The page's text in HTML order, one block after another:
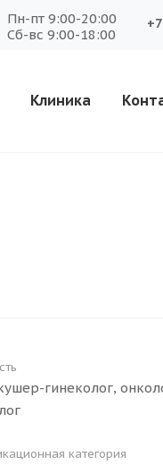
Пн-пт 9:00-20:00
Сб-вс 9:00-18:00
Клиника
гинеколог,
категория